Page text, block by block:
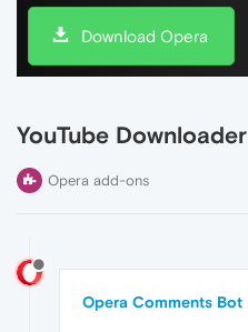
Download Opera
YouTube
Opera add-ons
Opera Comments Bot